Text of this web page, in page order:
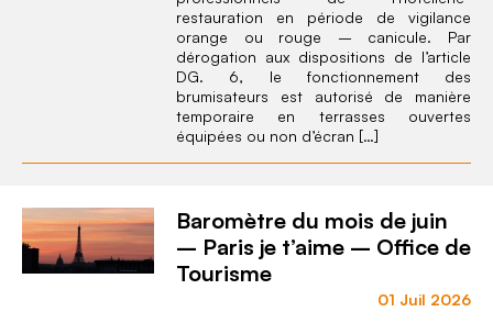
restauration en période de vigilance
orange ou rouge – canicule. Par
dérogation aux dispositions de l’article
DG. 6, le fonctionnement des
brumisateurs est autorisé de manière
temporaire en terrasses ouvertes
équipées ou non d’écran […]
Baromètre du mois de juin
– Paris je t’aime – Office de
Tourisme
01 Juil 2026